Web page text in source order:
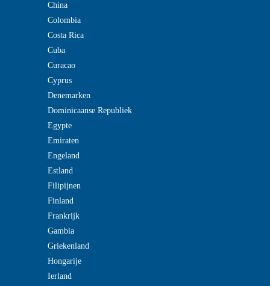
China
Colombia
Costa Rica
Cuba
Curacao
Cyprus
Denemarken
Dominicaanse Republiek
Egypte
Emiraten
Engeland
Estland
Filipijnen
Finland
Frankrijk
Gambia
Griekenland
Hongarije
Ierland